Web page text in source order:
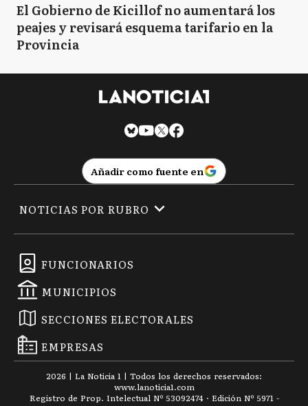
El Gobierno de Kicillof no aumentará los
peajes y revisará esquema tarifario en la
Provincia
Añadir como fuente en
FUNCIONARIOS
MUNICIPIOS
SECCIONES ELECTORALES
EMPRESAS
NOTICIAS POR RUBRO
2026 | La Noticia 1 | Todos los derechos reservados:
www.lanoticia1.com
Registro de Prop. Intelectual Nº 53092474 · Edición Nº 5971 -